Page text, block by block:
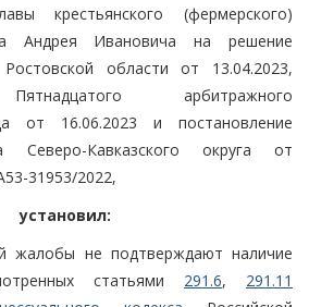
крестьянского (фермерского)
Андрея Ивановича на решение
области от 13.04.2023,
арбитражного
от 16.06.2023 и постановление
Северо-Кавказского округа от
31953/2022,
установил:
жалобы не подтверждают наличие
статьями 291.6, 291.11